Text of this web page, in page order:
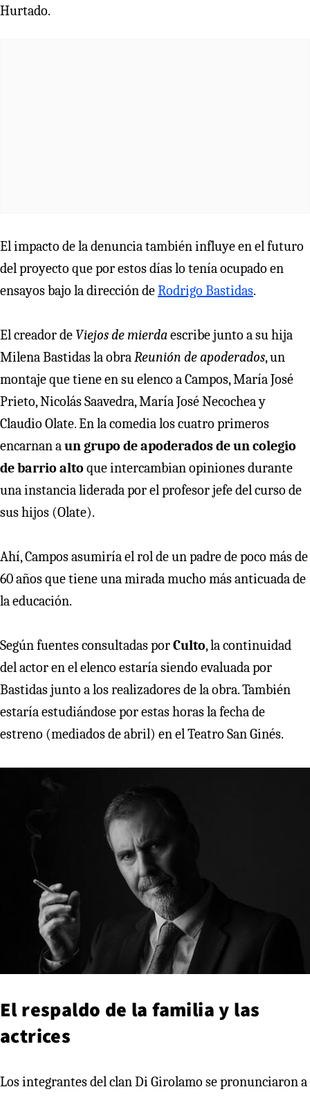
Hurtado.
El impacto de la denuncia también influye en el futuro
del proyecto que por estos días lo tenía ocupado en
ensayos bajo la dirección deRodrigo Bastidas.
El creador de Viejos de mierdaescribe junto a su hija
Milena Bastidas la obra Reunión de apoderados, un
montaje que tiene en su elenco a Campos, María José
Prieto, Nicolás Saavedra, María José Necochea y
Claudio Olate. En la comedia los cuatro primeros
encarnan a un grupo de apoderados de un colegio
de barrio alto que intercambian opiniones durante
una instancia liderada por el profesor jefe del curso de
sus hijos (Olate).
Ahí, Campos asumiría el rol de un padre de poco más de
60 años que tiene una mirada mucho más anticuada de
la educación.
Según fuentes consultadas porCulto, la continuidad
del actor en el elenco estaría siendo evaluada por
Bastidas junto a los realizadores de la obra. También
estaría estudiándose por estas horas la fecha de
estreno (mediados de abril) en el Teatro San Ginés.
El respaldo de la familia y las
actrices
Los integrantes del clan Di Girolamo se pronunciaron a